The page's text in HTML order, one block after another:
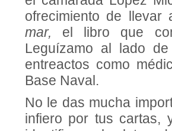
ofrecimiento de
mar, el libro que
Leguízamo al lado
entreactos como
Base Naval.
No le das mucha
infiero por tus cartas,